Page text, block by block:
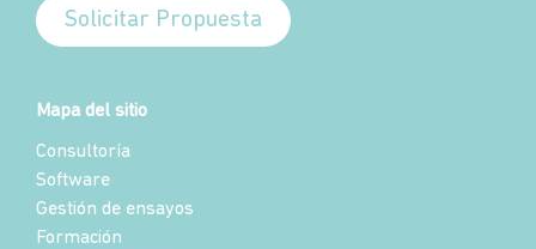
Solicitar Propuesta
Mapa del sitio
Consultoría
Software
Gestión de ensayos
Formación